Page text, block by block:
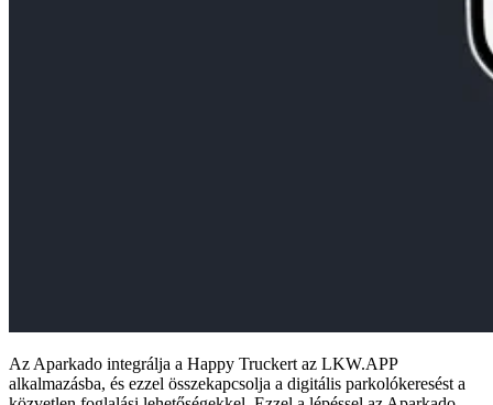
Az Aparkado integrálja a Happy Truckert az LKW.APP
alkalmazásba, és ezzel összekapcsolja a digitális parkolókeresést a